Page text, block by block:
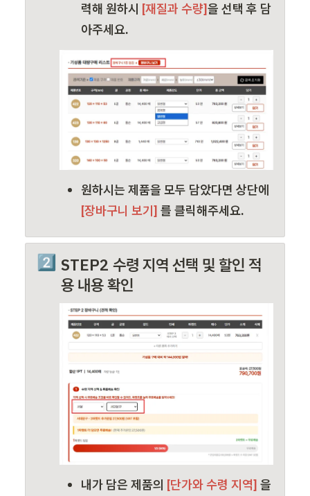
력해 원하시 [재질과 수량]을 선택 후 담
아주세요.
[장바구니 보기] 를 클릭해주세요.
2️⃣ STEP2 수령 지역 선택 및 할인 적
용 내용 확인
내가 담은 제품의 [단가와 수령 지역] 을